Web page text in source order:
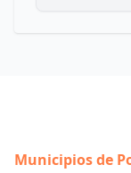
Municipios de